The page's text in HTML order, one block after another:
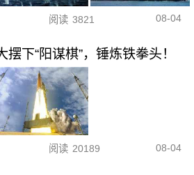
阅读 3821 08-04
下“阳谋棋”，锤炼铁拳头！
阅读 20189 08-04